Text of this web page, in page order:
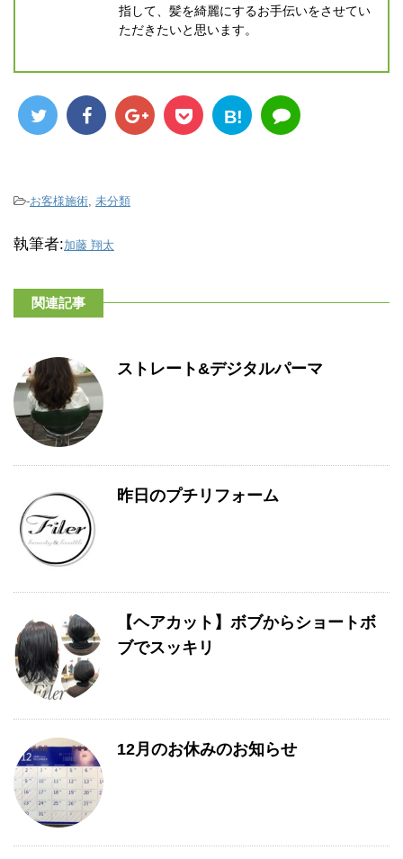
指して、髪を綺麗にするお手伝いをさせてい
ただきたいと思います。
B!
-お客様施術 未分類
執筆者:加藤 翔太
関連記事
ストレート&デジタルパーマ
昨日のプチリフォーム
【ヘアカット】ボブからショートボ
ブでスッキリ
12月のお休みのお知らせ